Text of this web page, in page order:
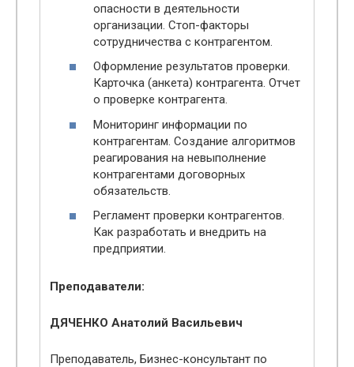
опасности в деятельности
организации. Стоп-факторы
сотрудничества с контрагентом.
Оформление результатов проверки.
Карточка (анкета) контрагента. Отчет
о проверке контрагента.
Мониторинг информации по
контрагентам. Создание алгоритмов
реагирования на невыполнение
контрагентами договорных
обязательств.
Регламент проверки контрагентов.
Как разработать и внедрить на
предприятии.
Преподаватели:
ДЯЧЕНКО Анатолий Васильевич
Преподаватель, Бизнес-консультант по